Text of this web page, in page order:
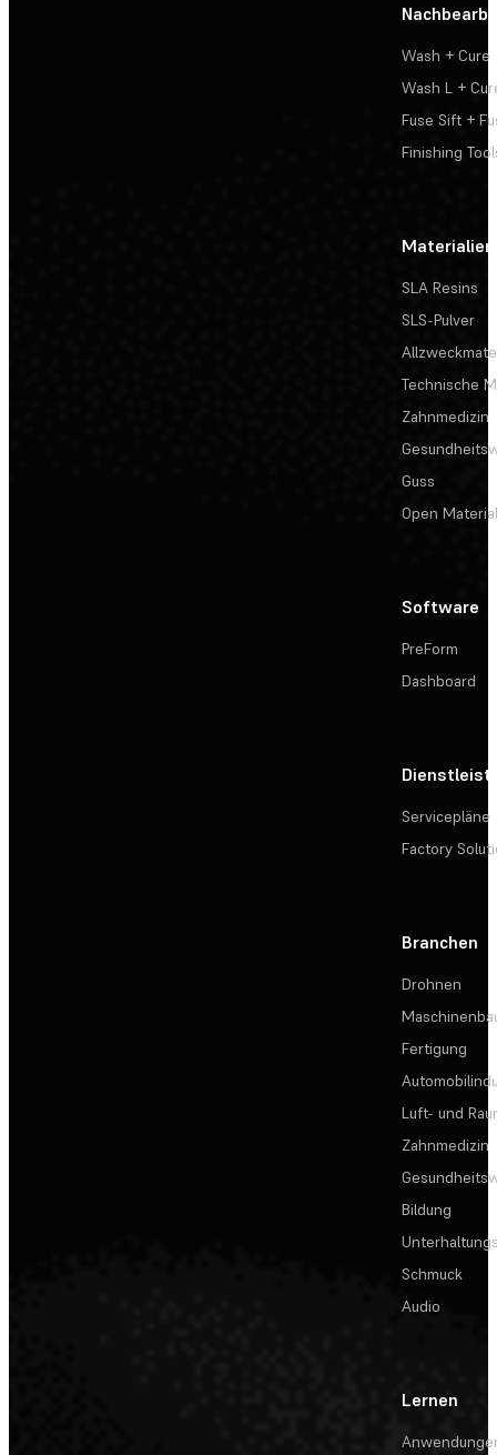
Wash + Cure
Wash L +
Fuse Sift +
Finishing
Materialien
SLA Resins
SLS-Pulver
Technische
Zahnmedizin
Guss
Open
Software
PreForm
Dashboard
Servicepläne
Factory
Branchen
Drohnen
Fertigung
Luft- und
Zahnmedizin
Bildung
Schmuck
Audio
Lernen